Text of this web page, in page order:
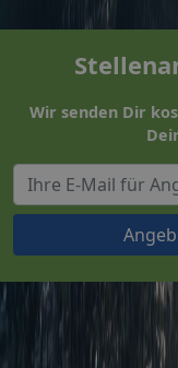
Wir senden Dir